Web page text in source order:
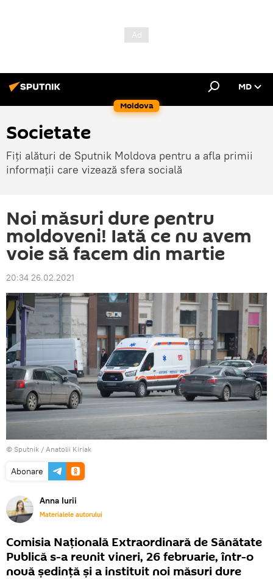
Moldova
MD
Societate
Fiți alături de Sputnik Moldova pentru a afla primii
informații care vizează sfera socială
Noi măsuri dure pentru
moldoveni! Iată ce nu avem
voie să facem din martie
20:34 26.02.2021
© Sputnik / Anatolii Kiriak
Abonare
Anna Iurii
Materialele autorului
Comisia Națională Extraordinară de Sănătate
Publică s-a reunit vineri, 26 februarie, într-o
nouă ședință și a instituit noi măsuri dure